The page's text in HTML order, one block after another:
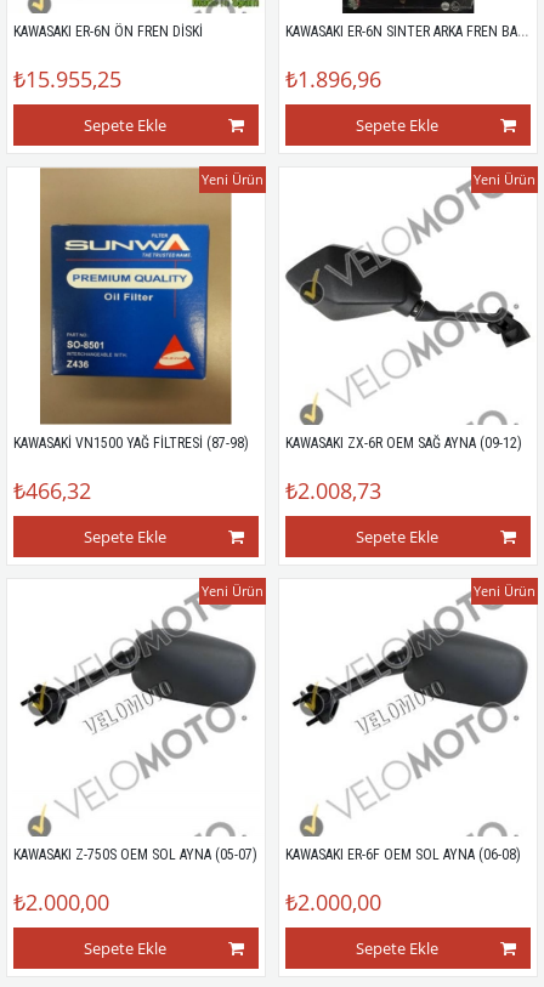
KAWASAKI ER-6N ÖN FREN DİSKİ
₺15.955,25
Sepete Ekle
KAWASAKI ER-6N SINTER ARKA FREN BALATASI
₺1.896,96
Sepete Ekle
KAWASAKİ VN1500 YAĞ FİLTRESİ (87-98)
₺466,32
Sepete Ekle
Yeni Ürün
KAWASAKI ZX-6R OEM SAĞ AYNA (09-12)
₺2.008,73
Sepete Ekle
Yeni Ürün
KAWASAKI Z-750S OEM SOL AYNA (05-07)
₺2.000,00
Sepete Ekle
Yeni Ürün
KAWASAKI ER-6F OEM SOL AYNA (06-08)
₺2.000,00
Sepete Ekle
Yeni Ürün